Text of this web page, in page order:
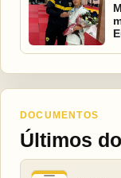
DOCUMENTOS
Últimos